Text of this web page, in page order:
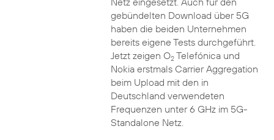
gebündelten Download über 5G
haben die beiden Unternehmen
bereits eigene Tests durchgeführt.
Jetzt zeigen O2Telefónica und
Nokia erstmals Carrier Aggregation
beim Upload mit den in
Deutschland verwendeten
Frequenzen unter 6 GHz im 5G-
Standalone Netz.